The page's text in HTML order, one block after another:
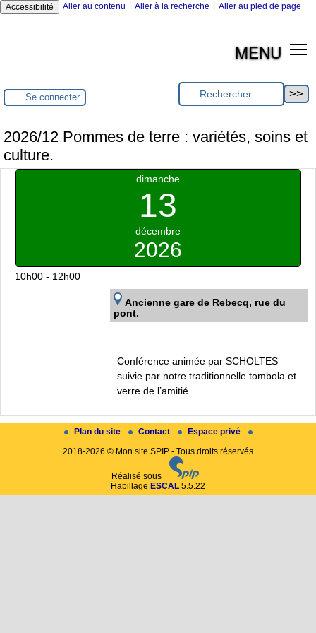
Accessibilité Aller au contenu Aller à la recherche Aller au pied de page
MENU
Se connecter
2026/12 Pommes de terre : variétés, soins et
culture.
dimanche
13
décembre
2026
10h00 - 12h00
Ancienne gare de Rebecq, rue du
pont.
Conférence animée par SCHOLTES
suivie par notre traditionnelle tombola et
verre de l’amitié.
Plan du site Contact
Espace privé
2018-2026 © Mon site SPIP - Tous droits réservés
Réalisé sous
Habillage ESCAL 5.5.22